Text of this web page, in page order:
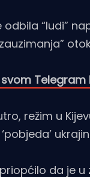
“ludi”
Telegram
režim u
da je